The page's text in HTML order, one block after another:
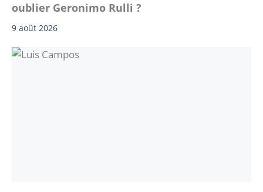
oublier Geronimo Rulli ?
9 août 2026